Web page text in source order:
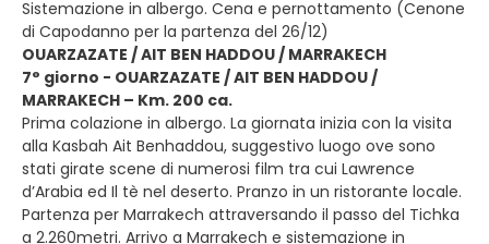
Sistemazione in albergo. Cena e pernottamento (Cenone
di Capodanno per la partenza del 26/12)
OUARZAZATE / AIT BEN HADDOU / MARRAKECH
7° giorno - OUARZAZATE / AIT BEN HADDOU /
MARRAKECH – Km. 200 ca.
Prima colazione in albergo. La giornata inizia con la visita
alla Kasbah Ait Benhaddou, suggestivo luogo ove sono
stati girate scene di numerosi film tra cui Lawrence
d’Arabia ed Il tè nel deserto. Pranzo in un ristorante locale.
Partenza per Marrakech attraversando il passo del Tichka
a 2.260metri. Arrivo a Marrakech e sistemazione in